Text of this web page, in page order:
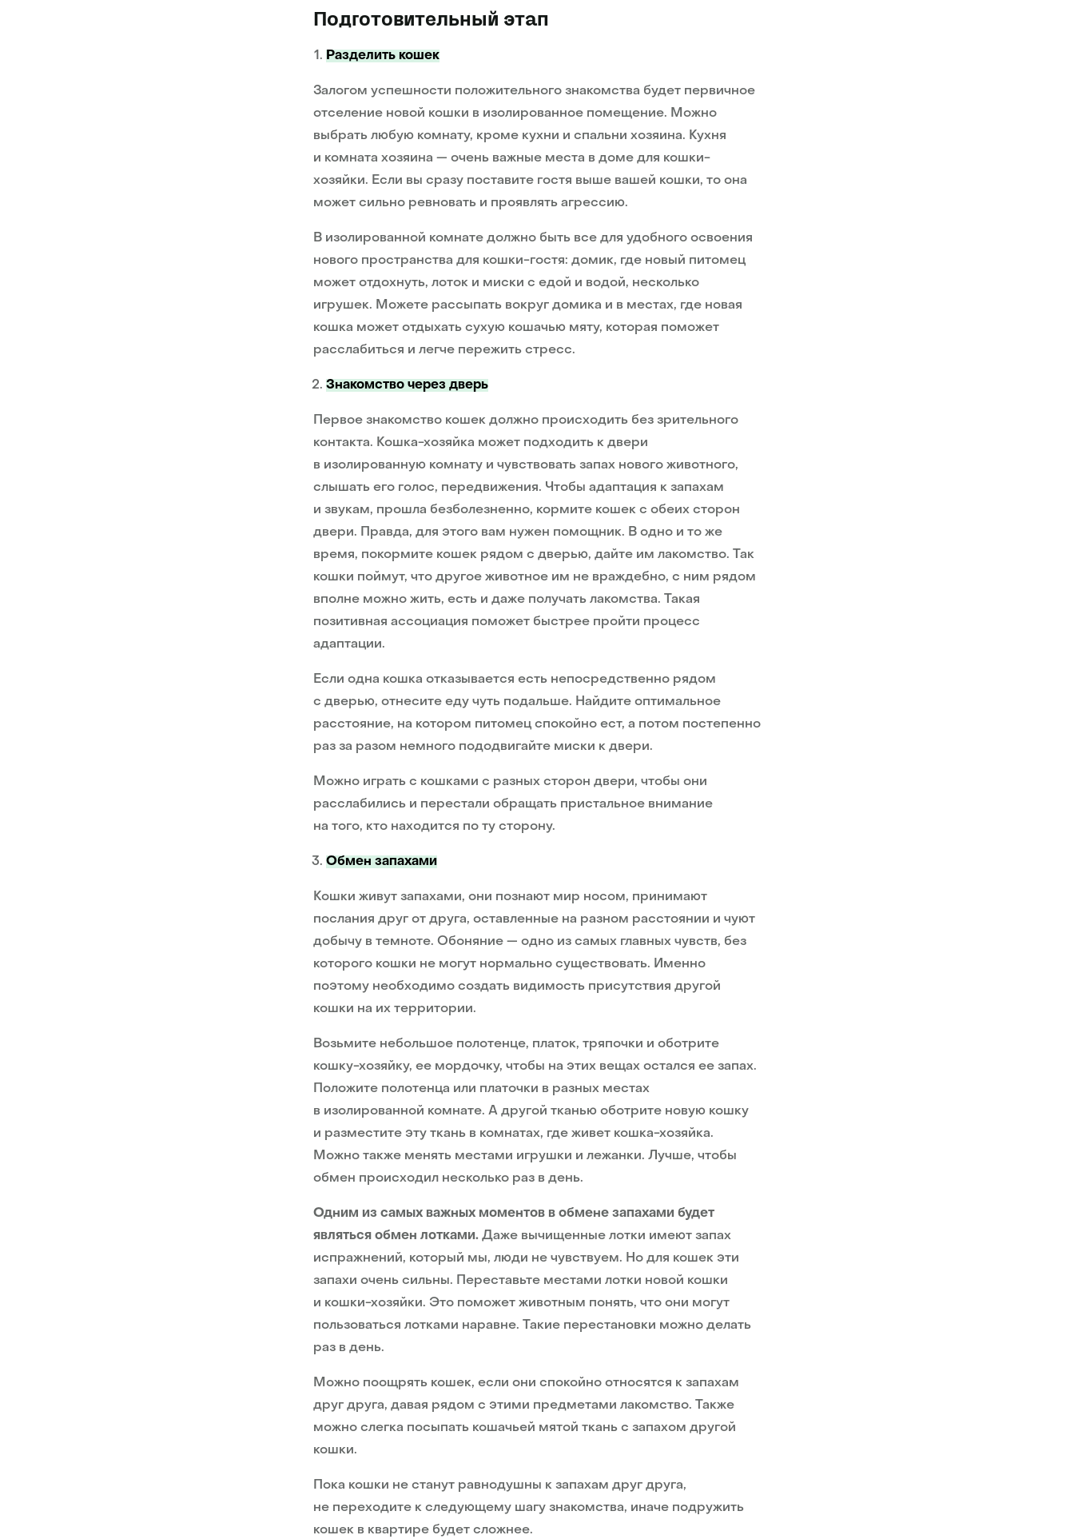
Подготовительный этап
Разделить кошек
Залогом успешности положительного знакомства будет первичное
отселение новой кошки в изолированное помещение. Можно
выбрать любую комнату, кроме кухни и спальни хозяина. Кухня
и комната хозяина — очень важные места в доме для кошки-
хозяйки. Если вы сразу поставите гостя выше вашей кошки, то она
может сильно ревновать и проявлять агрессию.
В изолированной комнате должно быть все для удобного освоения
нового пространства для кошки-гостя: домик, где новый питомец
может отдохнуть, лоток и миски с едой и водой, несколько
игрушек. Можете рассыпать вокруг домика и в местах, где новая
кошка может отдыхать сухую кошачью мяту, которая поможет
расслабиться и легче пережить стресс.
Знакомство через дверь
Первое знакомство кошек должно происходить без зрительного
контакта. Кошка-хозяйка может подходить к двери
в изолированную комнату и чувствовать запах нового животного,
слышать его голос, передвижения. Чтобы адаптация к запахам
и звукам, прошла безболезненно, кормите кошек с обеих сторон
двери. Правда, для этого вам нужен помощник. В одно и то же
время, покормите кошек рядом с дверью, дайте им лакомство. Так
кошки поймут, что другое животное им не враждебно, с ним рядом
вполне можно жить, есть и даже получать лакомства. Такая
позитивная ассоциация поможет быстрее пройти процесс
адаптации.
Если одна кошка отказывается есть непосредственно рядом
с дверью, отнесите еду чуть подальше. Найдите оптимальное
расстояние, на котором питомец спокойно ест, а потом постепенно
раз за разом немного пододвигайте миски к двери.
Можно играть с кошками с разных сторон двери, чтобы они
расслабились и перестали обращать пристальное внимание
на того, кто находится по ту сторону.
Обмен запахами
Кошки живут запахами, они познают мир носом, принимают
послания друг от друга, оставленные на разном расстоянии и чуют
добычу в темноте. Обоняние — одно из самых главных чувств, без
которого кошки не могут нормально существовать. Именно
поэтому необходимо создать видимость присутствия другой
кошки на их территории.
Возьмите небольшое полотенце, платок, тряпочки и оботрите
кошку-хозяйку, ее мордочку, чтобы на этих вещах остался ее запах.
Положите полотенца или платочки в разных местах
в изолированной комнате. А другой тканью оботрите новую кошку
и разместите эту ткань в комнатах, где живет кошка-хозяйка.
Можно также менять местами игрушки и лежанки. Лучше, чтобы
обмен происходил несколько раз в день.
Одним из самых важных моментов в обмене запахами будет
являться обмен лотками. Даже вычищенные лотки имеют запах
испражнений, который мы, люди не чувствуем. Но для кошек эти
запахи очень сильны. Переставьте местами лотки новой кошки
и кошки-хозяйки. Это поможет животным понять, что они могут
пользоваться лотками наравне. Такие перестановки можно делать
раз в день.
Можно поощрять кошек, если они спокойно относятся к запахам
друг друга, давая рядом с этими предметами лакомство. Также
можно слегка посыпать кошачьей мятой ткань с запахом другой
кошки.
Пока кошки не станут равнодушны к запахам друг друга,
не переходите к следующему шагу знакомства, иначе подружить
кошек в квартире будет сложнее.